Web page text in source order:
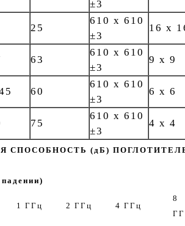
±3
25
610 x 610
±3
16 x
63
610 x 610
±3
9 x 9
60
610 x 610
±3
6 x 6
75
610 x 610
±3
4 x 4
СПОСОБНОСТЬ (дБ)
1 ГГц 2 ГГц 4 ГГц
8